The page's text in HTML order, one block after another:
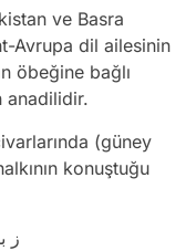
ve Basra
Avrupa dil ailesinin
öbeğine bağlı
anadilidir.
(güney
konuştuğu
ز